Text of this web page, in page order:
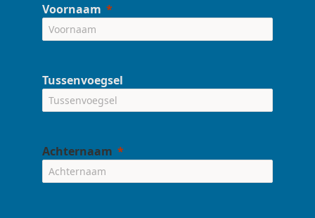
Voornaam
Tussenvoegsel
Achternaam